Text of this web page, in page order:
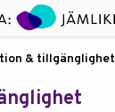
& tillgänglighet